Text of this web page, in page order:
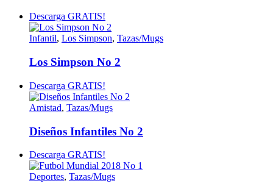
Descarga GRATIS!
Infantil, Los Simpson, Tazas/Mugs
Los Simpson No 2
Descarga GRATIS!
Amistad, Tazas/Mugs
Diseños Infantiles No 2
Descarga GRATIS!
Deportes, Tazas/Mugs